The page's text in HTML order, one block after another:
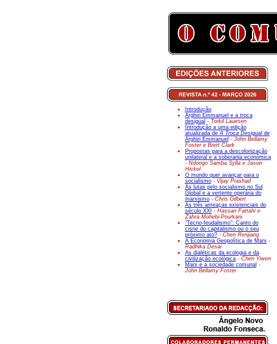
Introdução
Arghiri Emmanuel e a troca
desigual - Torkil Lauesen
Introdução a uma edição
atualizada deA Troca Desigualde
Arghiri Emmanuel - John Bellamy
Foster e Brett Clark
Propostas para a descolonização
unilateral e a soberania económica
- Ndongo Samba Sylla e Jason
Hickel
O mundo quer avançar para o
socialismo- Vijay Prashad
As lutas pelo socialismo no Sul
Global e a vertente operária do
marxismo- Chris Gilbert
As três ameaças existenciais do
século XXI - Hassan Fattahi e
Zahra Mohebi-Pourkani
"Tecno-feudalismo": Canto do
cisne do capitalismo ou o seu
próximo ato? - Chen Renjiang
A Economia Geopolítica de Marx-
Radhika Desai
As dialéticas da ecologia e da
civilização ecológica - Chen Yiwen
Marx e a sociedade comunal -
John Bellamy Foster